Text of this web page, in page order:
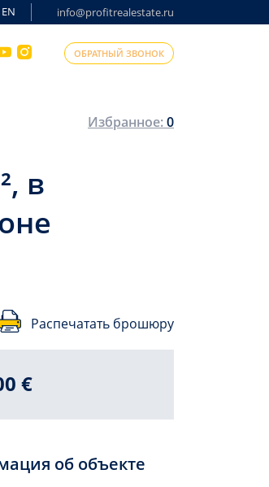
EN info@profitrealestate.ru
ОБРАТНЫЙ ЗВОНОК
Избранное:0
в
Распечатать брошюру
€
об объекте